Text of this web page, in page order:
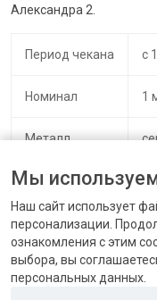
Александра 2.
Период чекана с
Номинал 1
Металл
Мы
Наш сайт использует
персонализации.
ознакомления с этим
выбора, вы
персональных данных.